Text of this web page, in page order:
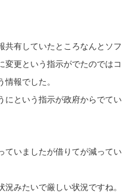
共有していたところなんとソフ
変更という指示がでたのではコ
報でした。
にという指示が政府からでてい
ていましたが借りてが減ってい
況みたいで厳しい状況ですね。